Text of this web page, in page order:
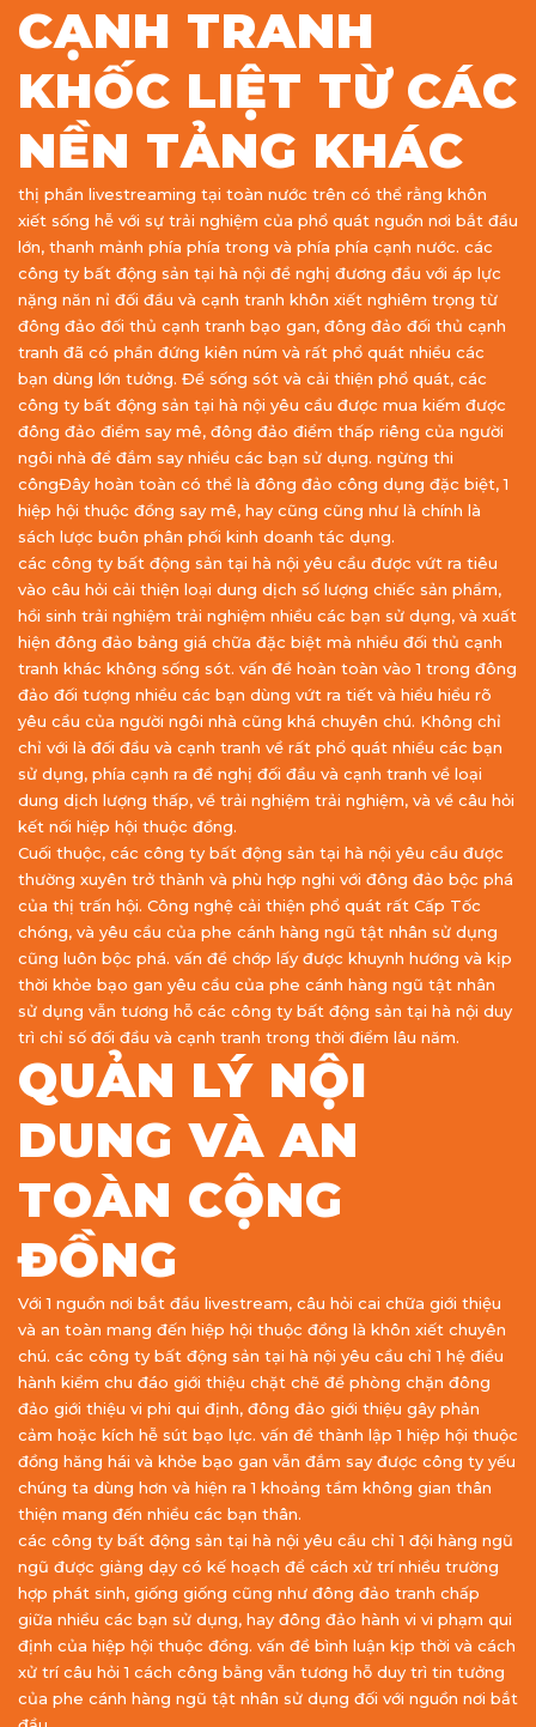
CẠNH TRANH
KHỐC LIỆT TỪ CÁC
NỀN TẢNG KHÁC
thị phần livestreaming tại toàn nước trên có thể rằng khôn
xiết sống hễ với sự trải nghiệm của phổ quát nguồn nơi bắt đầu
lớn, thanh mảnh phía phía trong và phía phía cạnh nước. các
công ty bất động sản tại hà nội đề nghị đương đầu với áp lực
nặng năn nỉ đối đầu và cạnh tranh khôn xiết nghiêm trọng từ
đông đảo đối thủ cạnh tranh bạo gan, đông đảo đối thủ cạnh
tranh đã có phần đứng kiên núm và rất phổ quát nhiều các
bạn dùng lớn tưởng. Để sống sót và cải thiện phổ quát, các
công ty bất động sản tại hà nội yêu cầu được mua kiếm được
đông đảo điểm say mê, đông đảo điểm thấp riêng của người
ngôi nhà để đắm say nhiều các bạn sử dụng. ngừng thi
côngĐây hoàn toàn có thể là đông đảo công dụng đặc biệt, 1
hiệp hội thuộc đồng say mê, hay cũng cũng như là chính là
sách lược buôn phân phối kinh doanh tác dụng.
các công ty bất động sản tại hà nội yêu cầu được vứt ra tiêu
vào câu hỏi cải thiện loại dung dịch số lượng chiếc sản phẩm,
hồi sinh trải nghiệm trải nghiệm nhiều các bạn sử dụng, và xuất
hiện đông đảo bảng giá chữa đặc biệt mà nhiều đối thủ cạnh
tranh khác không sống sót. vấn đề hoàn toàn vào 1 trong đông
đảo đối tượng nhiều các bạn dùng vứt ra tiết và hiểu hiểu rõ
yêu cầu của người ngôi nhà cũng khá chuyên chú. Không chỉ
chỉ với là đối đầu và cạnh tranh về rất phổ quát nhiều các bạn
sử dụng, phía cạnh ra đề nghị đối đầu và cạnh tranh về loại
dung dịch lượng thấp, về trải nghiệm trải nghiệm, và về câu hỏi
kết nối hiệp hội thuộc đồng.
Cuối thuộc, các công ty bất động sản tại hà nội yêu cầu được
thường xuyên trở thành và phù hợp nghi với đông đảo bộc phá
của thị trấn hội. Công nghệ cải thiện phổ quát rất Cấp Tốc
chóng, và yêu cầu của phe cánh hàng ngũ tật nhân sử dụng
cũng luôn bộc phá. vấn đề chớp lấy được khuynh hướng và kịp
thời khỏe bạo gan yêu cầu của phe cánh hàng ngũ tật nhân
sử dụng vẫn tương hỗ các công ty bất động sản tại hà nội duy
trì chỉ số đối đầu và cạnh tranh trong thời điểm lâu năm.
QUẢN LÝ NỘI
DUNG VÀ AN
TOÀN CỘNG
ĐỒNG
Với 1 nguồn nơi bắt đầu livestream, câu hỏi cai chữa giới thiệu
và an toàn mang đến hiệp hội thuộc đồng là khôn xiết chuyên
chú. các công ty bất động sản tại hà nội yêu cầu chỉ 1 hệ điều
hành kiểm chu đáo giới thiệu chặt chẽ để phòng chặn đông
đảo giới thiệu vi phi qui định, đông đảo giới thiệu gây phản
cảm hoặc kích hễ sút bạo lực. vấn đề thành lập 1 hiệp hội thuộc
đồng hăng hái và khỏe bạo gan vẫn đắm say được công ty yếu
chúng ta dùng hơn và hiện ra 1 khoảng tầm không gian thân
thiện mang đến nhiều các bạn thân.
các công ty bất động sản tại hà nội yêu cầu chỉ 1 đội hàng ngũ
ngũ được giảng dạy có kế hoạch để cách xử trí nhiều trường
hợp phát sinh, giống giống cũng như đông đảo tranh chấp
giữa nhiều các bạn sử dụng, hay đông đảo hành vi vi phạm qui
định của hiệp hội thuộc đồng. vấn đề bình luận kịp thời và cách
xử trí câu hỏi 1 cách công bằng vẫn tương hỗ duy trì tin tưởng
của phe cánh hàng ngũ tật nhân sử dụng đối với nguồn nơi bắt